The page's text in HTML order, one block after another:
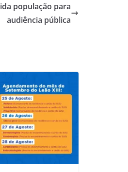
população para
audiência pública